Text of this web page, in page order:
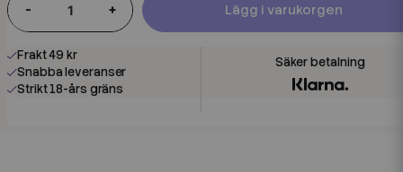
- + Lägg i varukorgen
Frakt 49 kr
Snabba leveranser
Strikt 18-års gräns